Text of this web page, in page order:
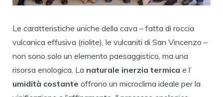
Le caratteristiche uniche della cava – fatta di roccia
vulcanica effusiva (riolite), le vulcaniti di San Vincenzo –
non sono solo un elemento paesaggistico, ma una
risorsa enologica. La naturale inerzia termica e l’
umidità costante offrono un microclima ideale per la